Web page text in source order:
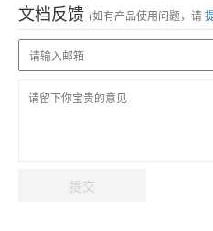
文档反馈 (如有产品使用问题，请
提交